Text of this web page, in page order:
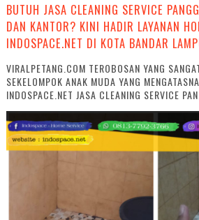
BUTUH JASA CLEANING SERVICE
DAN KANTOR? KINI HADIR LAYANAN
INDOSPACE.NET DI KOTA BANDAR
VIRALPETANG.COM TEROBOSAN YANG
SEKELOMPOK ANAK MUDA YANG
INDOSPACE.NET JASA CLEANING SERVICE PAN...